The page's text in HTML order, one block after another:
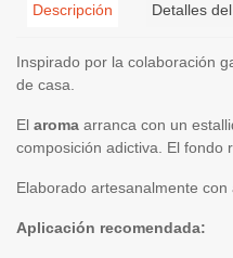
Descripción Detalles
Inspirado por la colaboración
de casa.
El aroma arranca con un
composición adictiva. El fondo
Elaborado artesanalmente con
Aplicación recomendada: